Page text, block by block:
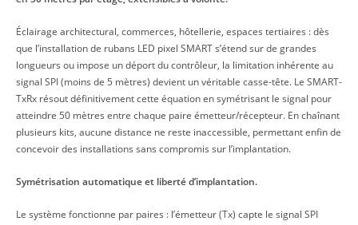
Éclairage architectural, commerces, hôtellerie, espaces tertiaires : dès
que l’installation de rubans LED pixel SMART s’étend sur de grandes
longueurs ou impose un déport du contrôleur, la limitation inhérente au
signal SPI (moins de 5 mètres) devient un véritable casse-tête. Le SMART-
TxRx résout définitivement cette équation en symétrisant le signal pour
atteindre 50 mètres entre chaque paire émetteur/récepteur. En chaînant
plusieurs kits, aucune distance ne reste inaccessible, permettant enfin de
concevoir des installations sans compromis sur l’implantation.
Symétrisation automatique et liberté d’implantation.
Le système fonctionne par paires : l’émetteur (Tx) capte le signal SPI